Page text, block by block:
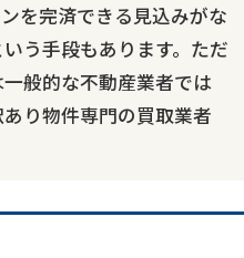
を完済できる見込みがな
う手段もあります。ただ
般的な不動産業者では
り物件専門の買取業者